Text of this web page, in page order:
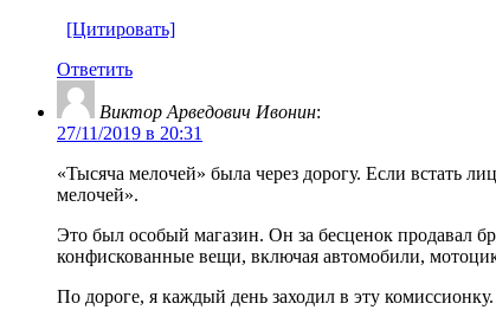
[Цитировать]
Ответить
Виктор Арведович Ивонин:
27/11/2019 в 20:31
«Тысяча мелочей» была через дорогу. Если встать
мелочей».
Это был особый магазин. Он за бесценок продавал
конфискованные вещи, включая автомобили,
По дороге, я каждый день заходил в эту